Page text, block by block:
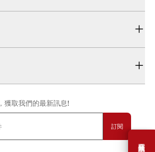
需要幫助嗎？
獲取我們的最新訊息!
訂閱